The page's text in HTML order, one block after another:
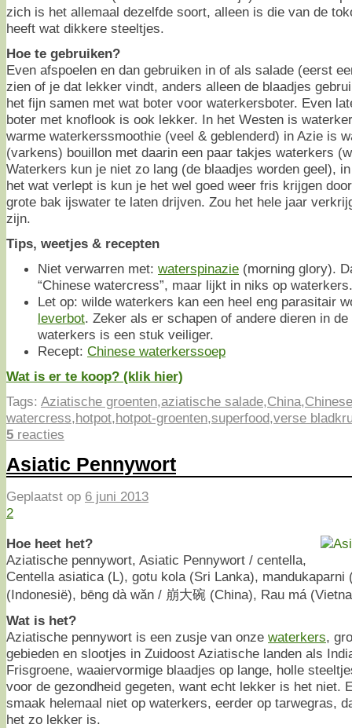
zich is het allemaal dezelfde soort, alleen is die van de
heeft wat dikkere steeltjes.
Hoe te gebruiken?
Even afspoelen en dan gebruiken in of als salade (eerst
zien of je dat lekker vindt, anders alleen de blaadjes
het fijn samen met wat boter voor waterkersboter. Even
boter met knoflook is ook lekker. In het Westen is
warme waterkerssmoothie (veel & geblenderd) in Azie is
(varkens) bouillon met daarin een paar takjes waterkers
Waterkers kun je niet zo lang (de blaadjes worden geel),
het wat verlept is kun je het wel goed weer fris krijgen
grote bak ijswater te laten drijven. Zou het hele jaar
zijn.
Tips, weetjes & recepten
Niet verwarren met: waterspinazie (morning glory).
“Chinese watercress”, maar lijkt in niks op waterkers.
Let op: wilde waterkers kan een heel eng parasitair
leverbot. Zeker als er schapen of andere dieren in
waterkers is een stuk veiliger.
Recept: Chinese waterkerssoep
Wat is er te koop? (klik hier)
Tags: Aziatische groenten,aziatische salade,China,
watercress,hotpot,hotpot-groenten,superfood,verse
5 reacties
Asiatic Pennywort
Geplaatst op 6 juni 2013
2
Hoe heet het?
Aziatische pennywort, Asiatic Pennywort / centella,
Centella asiatica (L), gotu kola (Sri Lanka), mandukaparni
(Indonesië), bēng dà wǎn / 崩大碗 (China), Rau má
Wat is het?
Aziatische pennywort is een zusje van onze waterkers,
gebieden en slootjes in Zuidoost Aziatische landen als
Frisgroene, waaiervormige blaadjes op lange, holle
voor de gezondheid gegeten, want echt lekker is het niet.
smaak helemaal niet op waterkers, eerder op tarwegras,
het zo lekker is.